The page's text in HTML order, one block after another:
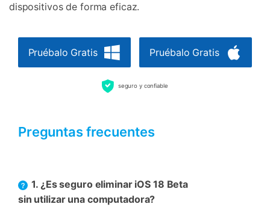
dispositivos de forma eficaz.
Pruébalo Gratis Pruébalo Gratis
seguro y confiable
Preguntas frecuentes
1. ¿Es seguro eliminar iOS 18 Beta
sin utilizar una computadora?